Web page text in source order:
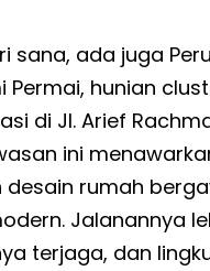
sana, ada juga
Permai, hunian
di Jl. Arief
ini
desain rumah
Jalanannya
terjaga, dan